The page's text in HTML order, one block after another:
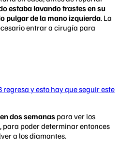
estaba lavando trastes en su
pulgar de la mano izquierda. La
entrar a cirugía para
regresa y esto hay que seguir este
dos semanas para ver los
para poder determinar entonces
a los diamantes.